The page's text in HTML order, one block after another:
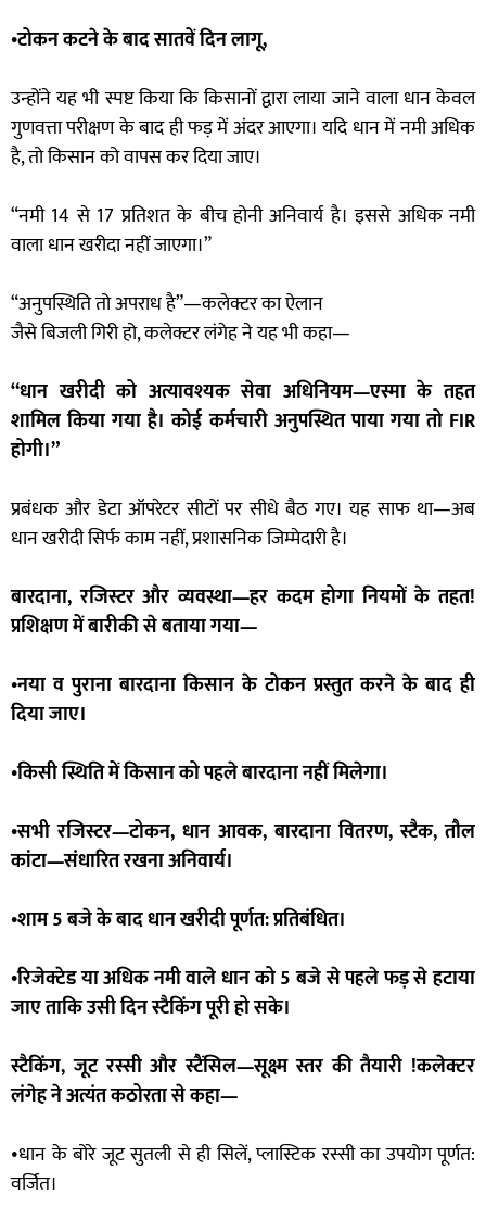
•टोकन कटने के बाद सातवें दिन लागू,
उन्होंने यह भी स्पष्ट किया कि किसानों द्वारा लाया जाने वाला धान केवल
गुणवत्ता परीक्षण के बाद ही फड़ में अंदर आएगा। यदि धान में नमी अधिक
है, तो किसान को वापस कर दिया जाए।
“नमी 14 से 17 प्रतिशत के बीच होनी अनिवार्य है। इससे अधिक नमी
वाला धान खरीदा नहीं जाएगा।”
“अनुपस्थिति तो अपराध है”—कलेक्टर का ऐलान
जैसे बिजली गिरी हो, कलेक्टर लंगेह ने यह भी कहा—
“धान खरीदी को अत्यावश्यक सेवा अधिनियम—एस्मा के तहत
शामिल किया गया है। कोई कर्मचारी अनुपस्थित पाया गया तो FIR
होगी।”
प्रबंधक और डेटा ऑपरेटर सीटों पर सीधे बैठ गए। यह साफ था—अब
धान खरीदी सिर्फ काम नहीं, प्रशासनिक जिम्मेदारी है।
बारदाना, रजिस्टर और व्यवस्था—हर कदम होगा नियमों के तहत!
प्रशिक्षण में बारीकी से बताया गया—
•नया व पुराना बारदाना किसान के टोकन प्रस्तुत करने के बाद ही
दिया जाए।
•किसी स्थिति में किसान को पहले बारदाना नहीं मिलेगा।
•सभी रजिस्टर—टोकन, धान आवक, बारदाना वितरण, स्टैक, तौल
कांटा—संधारित रखना अनिवार्य।
•शाम 5 बजे के बाद धान खरीदी पूर्णत: प्रतिबंधित।
•रिजेक्टेड या अधिक नमी वाले धान को 5 बजे से पहले फड़ से हटाया
जाए ताकि उसी दिन स्टैकिंग पूरी हो सके।
स्टैकिंग, जूट रस्सी और स्टैंसिल—सूक्ष्म स्तर की तैयारी !कलेक्टर
लंगेह ने अत्यंत कठोरता से कहा—
•धान के बोरे जूट सुतली से ही सिलें, प्लास्टिक रस्सी का उपयोग पूर्णत:
वर्जित।